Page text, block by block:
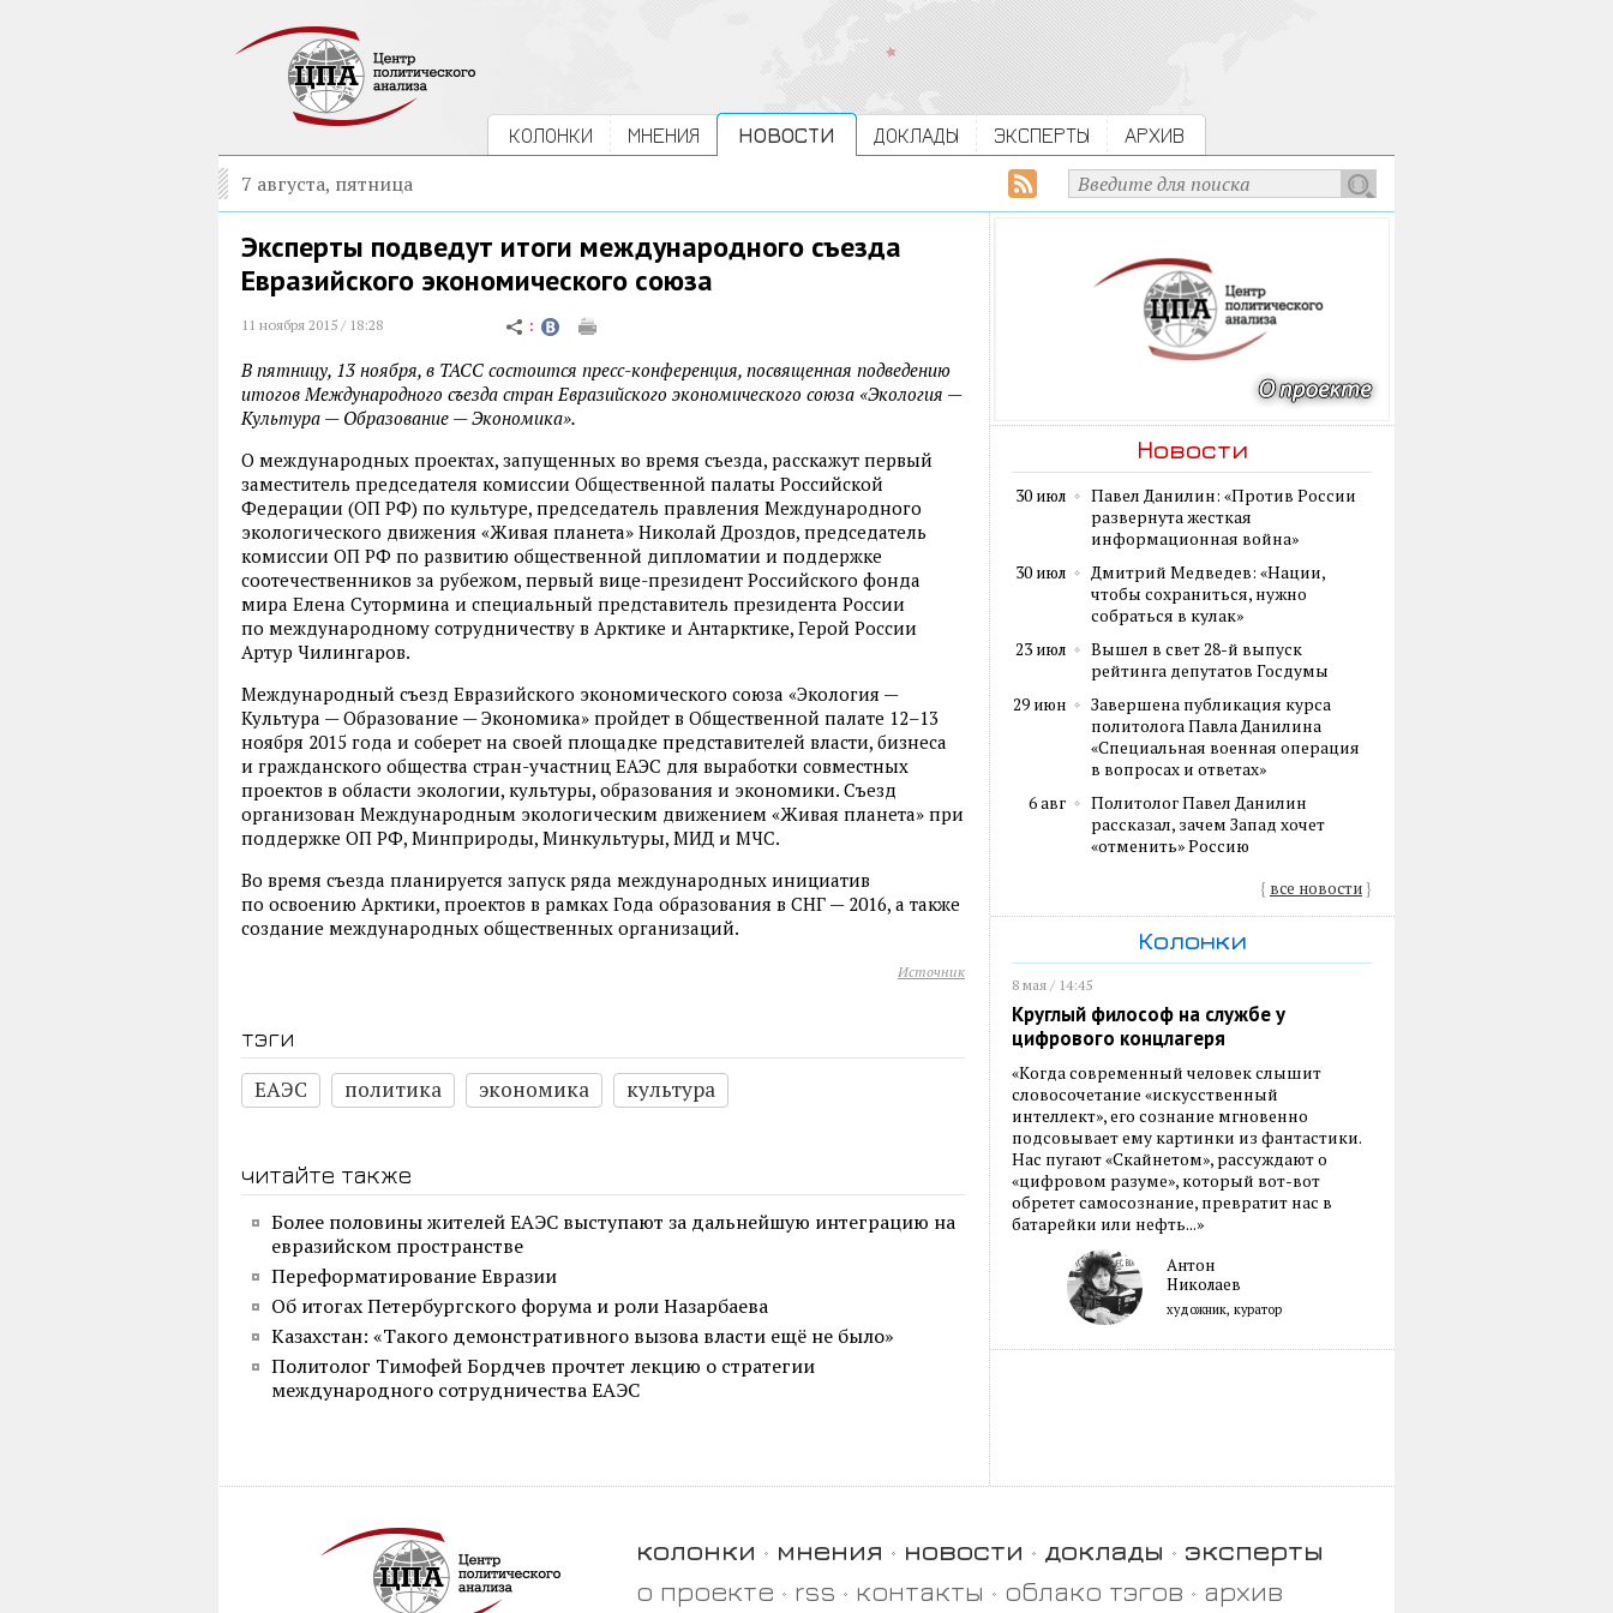
КОЛОНКИ МНЕНИЯ НОВОСТИ ДОКЛАДЫ ЭКСПЕРТЫ АРХИВ
7 августа, пятница
Эксперты подведут итоги международного съезда
Евразийского экономического союза
11 ноября 2015 / 18:28
В пятницу, 13 ноября, в ТАСС состоится пресс-конференция, посвященная подведению
итогов Международного съезда стран Евразийского экономического союза «Экология —
Культура — Образование — Экономика».
О международных проектах, запущенных во время съезда, расскажут первый
заместитель председателя комиссии Общественной палаты Российской
Федерации (ОП РФ) по культуре, председатель правления Международного
экологического движения «Живая планета» Николай Дроздов, председатель
комиссии ОП РФ по развитию общественной дипломатии и поддержке
соотечественников за рубежом, первый вице-президент Российского фонда
мира Елена Сутормина и специальный представитель президента России
по международному сотрудничеству в Арктике и Антарктике, Герой России
Артур Чилингаров.
Международный съезд Евразийского экономического союза «Экология —
Культура — Образование — Экономика» пройдет в Общественной палате 12–13
ноября 2015 года и соберет на своей площадке представителей власти, бизнеса
и гражданского общества стран-участниц ЕАЭС для выработки совместных
проектов в области экологии, культуры, образования и экономики. Съезд
организован Международным экологическим движением «Живая планета» при
поддержке ОП РФ, Минприроды, Минкультуры, МИД и МЧС.
Во время съезда планируется запуск ряда международных инициатив
по освоению Арктики, проектов в рамках Года образования в СНГ — 2016, а также
создание международных общественных организаций.
Источник
тэги
ЕАЭС
политика экономика культура
читайте также
Более половины жителей ЕАЭС выступают за дальнейшую интеграцию на
евразийском пространстве
Переформатирование Евразии
Об итогах Петербургского форума и роли Назарбаева
Казахстан: «Такого демонстративного вызова власти ещё не было»
Политолог Тимофей Бордчев прочтет лекцию о стратегии
международного сотрудничества ЕАЭС
Новости
30 июл
Павел Данилин: «Против России
развернута жесткая
информационная война»
30 июл
Дмитрий Медведев: «Нации,
чтобы сохраниться, нужно
собраться в кулак»
23 июл
Вышел в свет 28-й выпуск
рейтинга депутатов Госдумы
29 июн
Завершена публикация курса
политолога Павла Данилина
«Специальная военная операция
в вопросах и ответах»
6 авг
Политолог Павел Данилин
рассказал, зачем Запад хочет
«отменить» Россию
{ все новости}
Колонки
8 мая / 14:45
Круглый философ на службе у
цифрового концлагеря
«Когда современный человек слышит
словосочетание «искусственный
интеллект», его сознание мгновенно
подсовывает ему картинки из фантастики.
Нас пугают «Скайнетом», рассуждают о
«цифровом разуме», который вот-вот
обретет самосознание, превратит нас в
батарейки или нефть...»
Антон
Николаев
художник, куратор
колонки мнения новости доклады
эксперты
о проекте
rss контакты облако тэгов архив